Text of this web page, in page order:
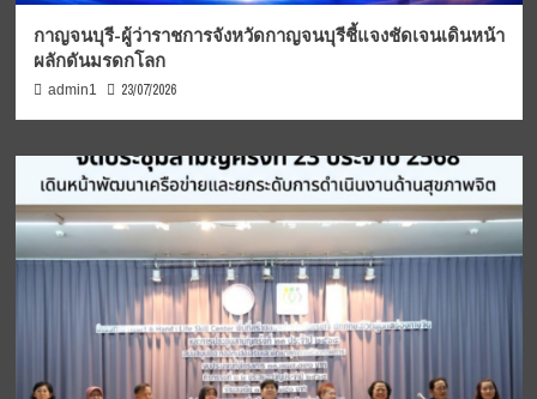
กาญจนบุรี-ผู้ว่าราชการจังหวัดกาญจนบุรีชี้แจงชัดเจนเดินหน้า
ผลักดันมรดกโลก
admin1 23/07/2026